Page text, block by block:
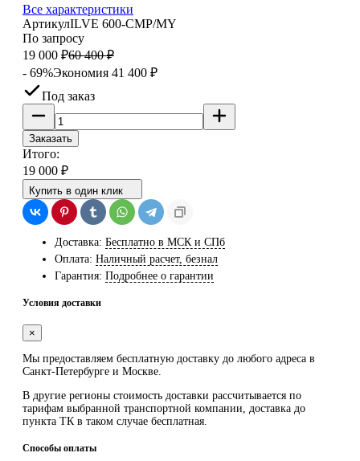
Все характеристики
АртикулILVE 600-CMP/MY
По запросу
19 000 ₽60 400 ₽
- 69%Экономия 41 400 ₽
Под заказ
Заказать
Итого:
19 000 ₽
Купить в один клик
Доставка: Бесплатно в МСК и СПб
Оплата: Наличный расчет, безнал
Гарантия: Подробнее о гарантии
Условия доставки
×
Мы предоставляем бесплатную доставку до любого адреса в
Санкт-Петербурге и Москве.
В другие регионы стоимость доставки рассчитывается по
тарифам выбранной транспортной компании, доставка до
пункта ТК в таком случае бесплатная
Способы оплаты